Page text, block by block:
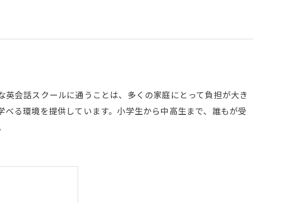
会話スクールに通うことは、多くの家庭にとって負担が大き
る環境を提供しています。小学生から中高生まで、誰もが受